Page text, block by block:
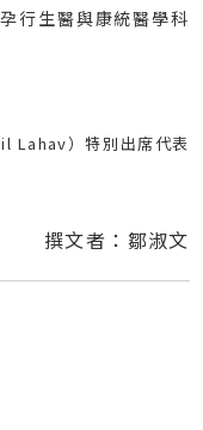
行生醫與康統醫學科
Lahav）特別出席代表
撰文者：鄒淑文